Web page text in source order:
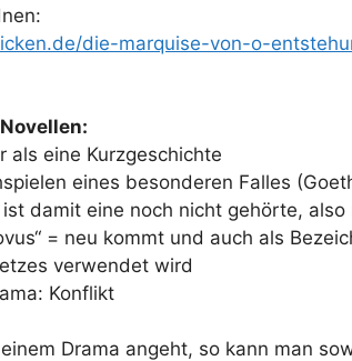
die-marquise-von-o-
als eine Kurzgeschichte
eines besonderen Falles
ist damit eine noch nicht gehörte,
= neu kommt und auch als
verwendet wird
Konflikt
Drama angeht, so kann man